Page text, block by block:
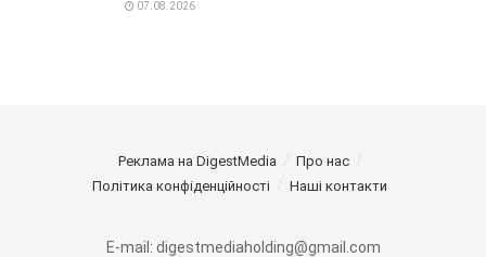
07.08.2026
Реклама на DigestMedia
Про нас
Політика конфіденційності
Наші контакти
E-mail: digestmediaholding@gmail.com